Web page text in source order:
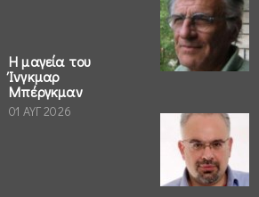
Η μαγεία του
Ίνγκμαρ
Μπέργκμαν
01 ΑΥΓ 2026